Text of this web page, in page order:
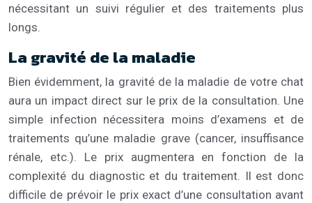
nécessitant un suivi régulier et des traitements plus
longs.
La gravité de la maladie
Bien évidemment, la gravité de la maladie de votre chat
aura un impact direct sur le prix de la consultation. Une
simple infection nécessitera moins d’examens et de
traitements qu’une maladie grave (cancer, insuffisance
rénale, etc.). Le prix augmentera en fonction de la
complexité du diagnostic et du traitement. Il est donc
difficile de prévoir le prix exact d’une consultation avant